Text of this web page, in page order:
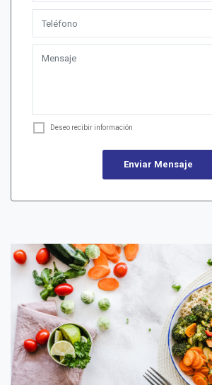
Deseo recibir información
Enviar Mensaje